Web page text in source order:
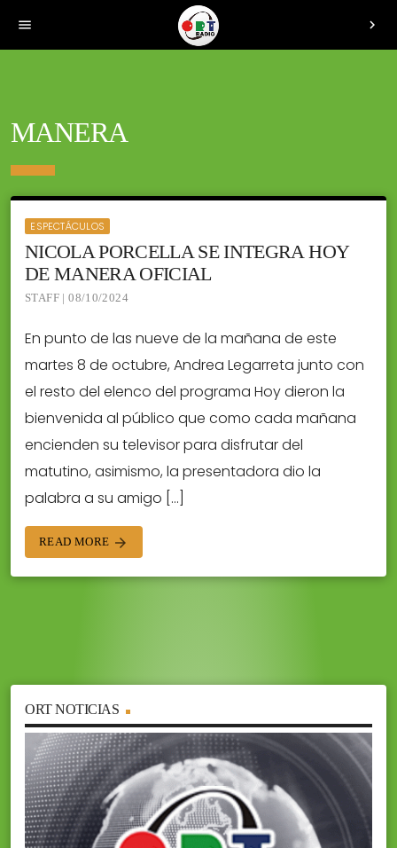
menu chevron_right
MANERA
ESPECTÁCULOS
NICOLA PORCELLA SE INTEGRA HOY
DE MANERA OFICIAL
STAFF | 08/10/2024
En punto de las nueve de la mañana de este
martes 8 de octubre, Andrea Legarreta junto con
el resto del elenco del programa Hoy dieron la
bienvenida al público que como cada mañana
encienden su televisor para disfrutar del
matutino, asimismo, la presentadora dio la
palabra a su amigo […]
READ MORE arrow_forward
ORT NOTICIAS